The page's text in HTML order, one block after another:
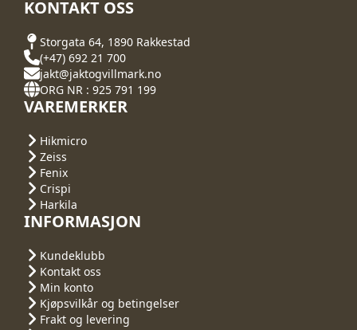
KONTAKT OSS
Storgata 64, 1890 Rakkestad
(+47) 692 21 700
jakt@jaktogvillmark.no
ORG NR : 925 791 199
VAREMERKER
Hikmicro
Zeiss
Fenix
Crispi
Harkila
INFORMASJON
Kundeklubb
Kontakt oss
Min konto
Kjøpsvilkår og betingelser
Frakt og levering